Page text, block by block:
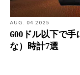
AUG. 04 2025
600ドル以下で
な）時計7選